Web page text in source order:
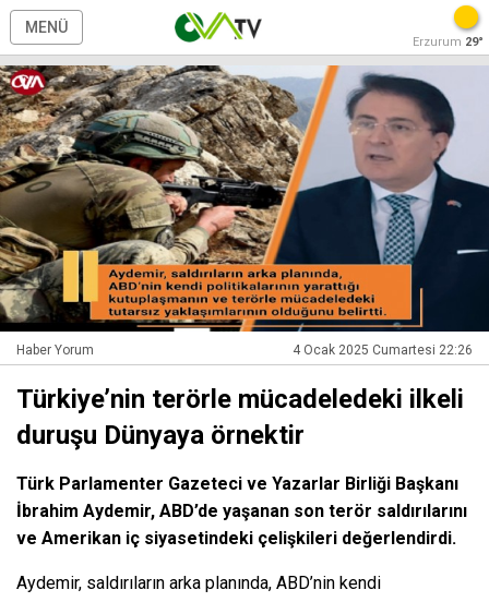
MENÜ
Erzurum 29°
Haber Yorum 4 Ocak 2025 Cumartesi 22:26
Türkiye’nin terörle mücadeledeki ilkeli
duruşu Dünyaya örnektir
Türk Parlamenter Gazeteci ve Yazarlar Birliği Başkanı
İbrahim Aydemir, ABD’de yaşanan son terör saldırılarını
ve Amerikan iç siyasetindeki çelişkileri değerlendirdi.
Aydemir, saldırıların arka planında, ABD’nin kendi